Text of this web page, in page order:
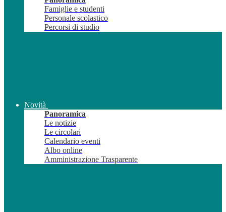
Famiglie e studenti
Personale scolastico
Percorsi di studio
Novità
Panoramica
Le notizie
Le circolari
Calendario eventi
Albo online
Amministrazione Trasparente